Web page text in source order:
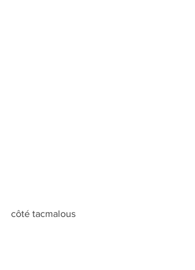
côté tacmalous